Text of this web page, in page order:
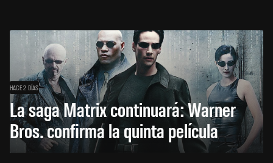
HACE 2 DÍAS
La saga Matrix continuará: Warner
Bros. confirma la quinta película